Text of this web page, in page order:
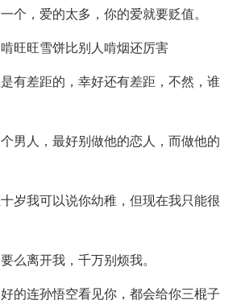
个，爱的太多，你的爱就要贬值。
旺旺雪饼比别人啃烟还厉害
有差距的，幸好还有差距，不然，谁
男人，最好别做他的恋人，而做他的
岁我可以说你幼稚，但现在我只能很
么离开我，千万别烦我。
的连孙悟空看见你，都会给你三棍子